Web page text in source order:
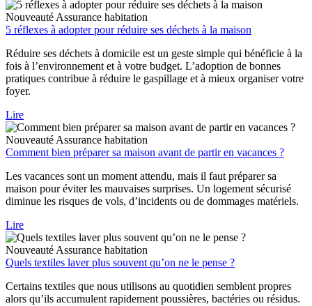
Nouveauté Assurance habitation
5 réflexes à adopter pour réduire ses déchets à la maison
Réduire ses déchets à domicile est un geste simple qui bénéficie à la
fois à l’environnement et à votre budget. L’adoption de bonnes
pratiques contribue à réduire le gaspillage et à mieux organiser votre
foyer.
Lire
Nouveauté Assurance habitation
Comment bien préparer sa maison avant de partir en vacances ?
Les vacances sont un moment attendu, mais il faut préparer sa
maison pour éviter les mauvaises surprises. Un logement sécurisé
diminue les risques de vols, d’incidents ou de dommages matériels.
Lire
Nouveauté Assurance habitation
Quels textiles laver plus souvent qu’on ne le pense ?
Certains textiles que nous utilisons au quotidien semblent propres
alors qu’ils accumulent rapidement poussières, bactéries ou résidus.